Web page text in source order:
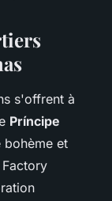
s'offrent à
Príncipe
bohème et